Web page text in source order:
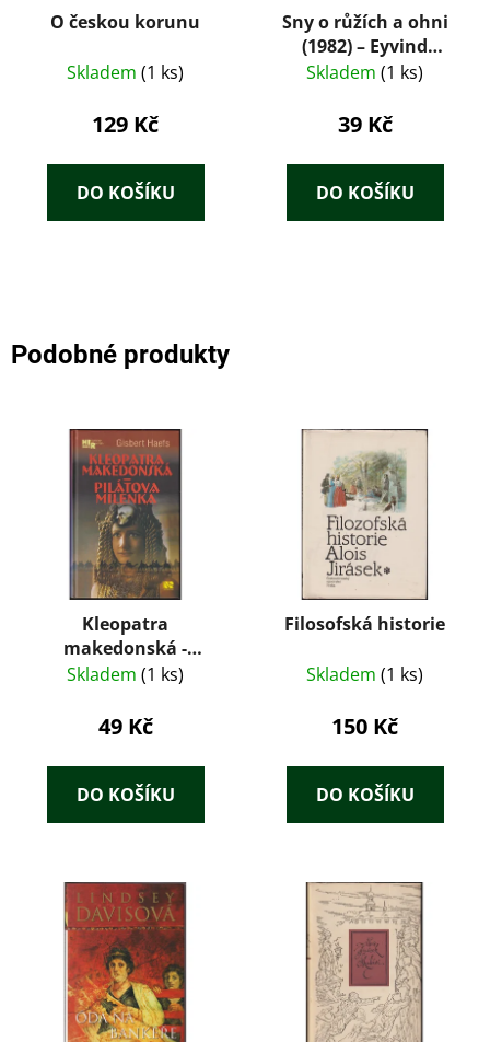
O českou korunu
Skladem (1 ks)
129 Kč
DO KOŠÍKU
Sny o růžích a ohni
(1982) – Eyvind
Johnson
Skladem (1 ks)
39 Kč
DO KOŠÍKU
Podobné produkty
Kleopatra
makedonská -
Pilátova milenka
Skladem (1 ks)
49 Kč
DO KOŠÍKU
Filosofská historie
Skladem (1 ks)
150 Kč
DO KOŠÍKU